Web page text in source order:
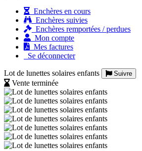
Enchères en cours
Enchères suivies
Enchères remportées / perdues
Mon compte
Mes factures
Se déconnecter
Lot de lunettes solaires enfants Suivre
Vente terminée